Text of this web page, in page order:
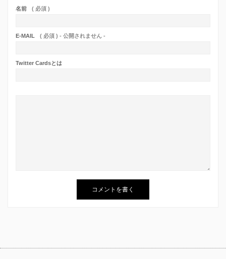
名前 ( 必須 )
E-MAIL ( 必須 ) - 公開されません -
Twitter Cardsとは